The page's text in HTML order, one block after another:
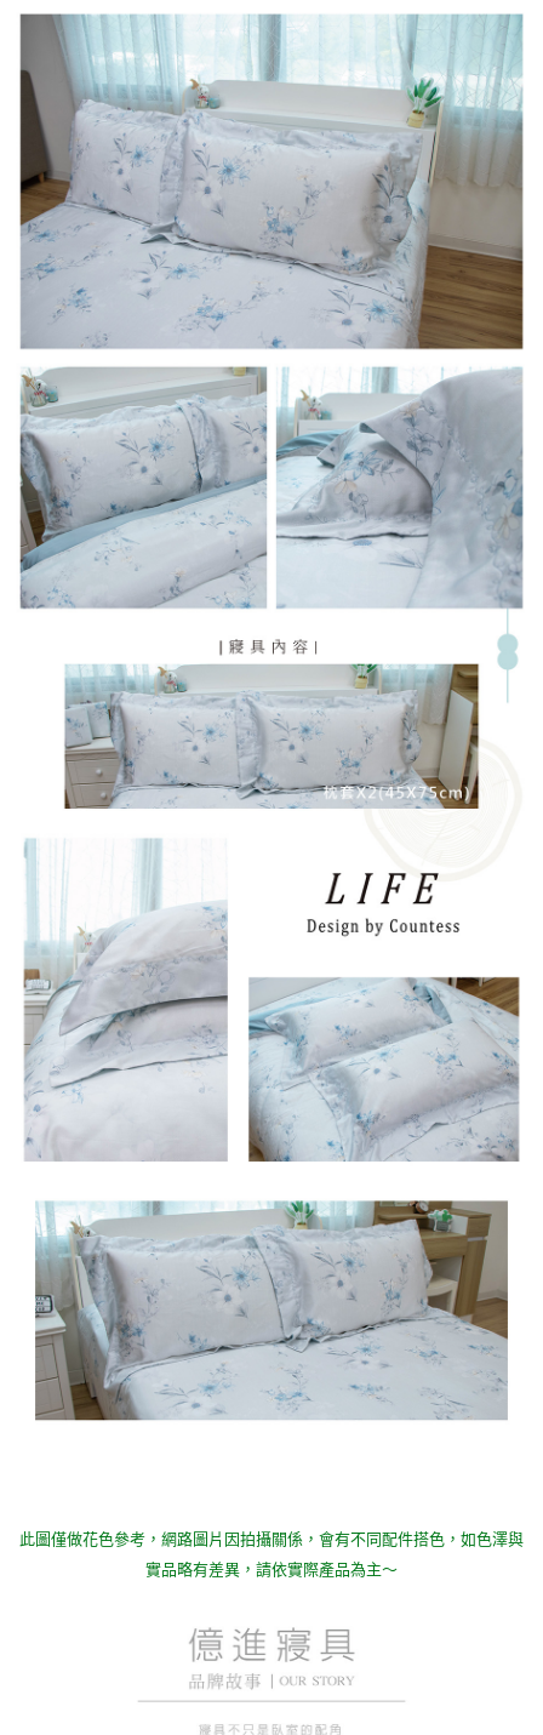
此圖僅做花色參考， 網路圖片因拍攝關係，會有不同配件搭色，如色澤與
實品略有差異，請依實際產品為主～